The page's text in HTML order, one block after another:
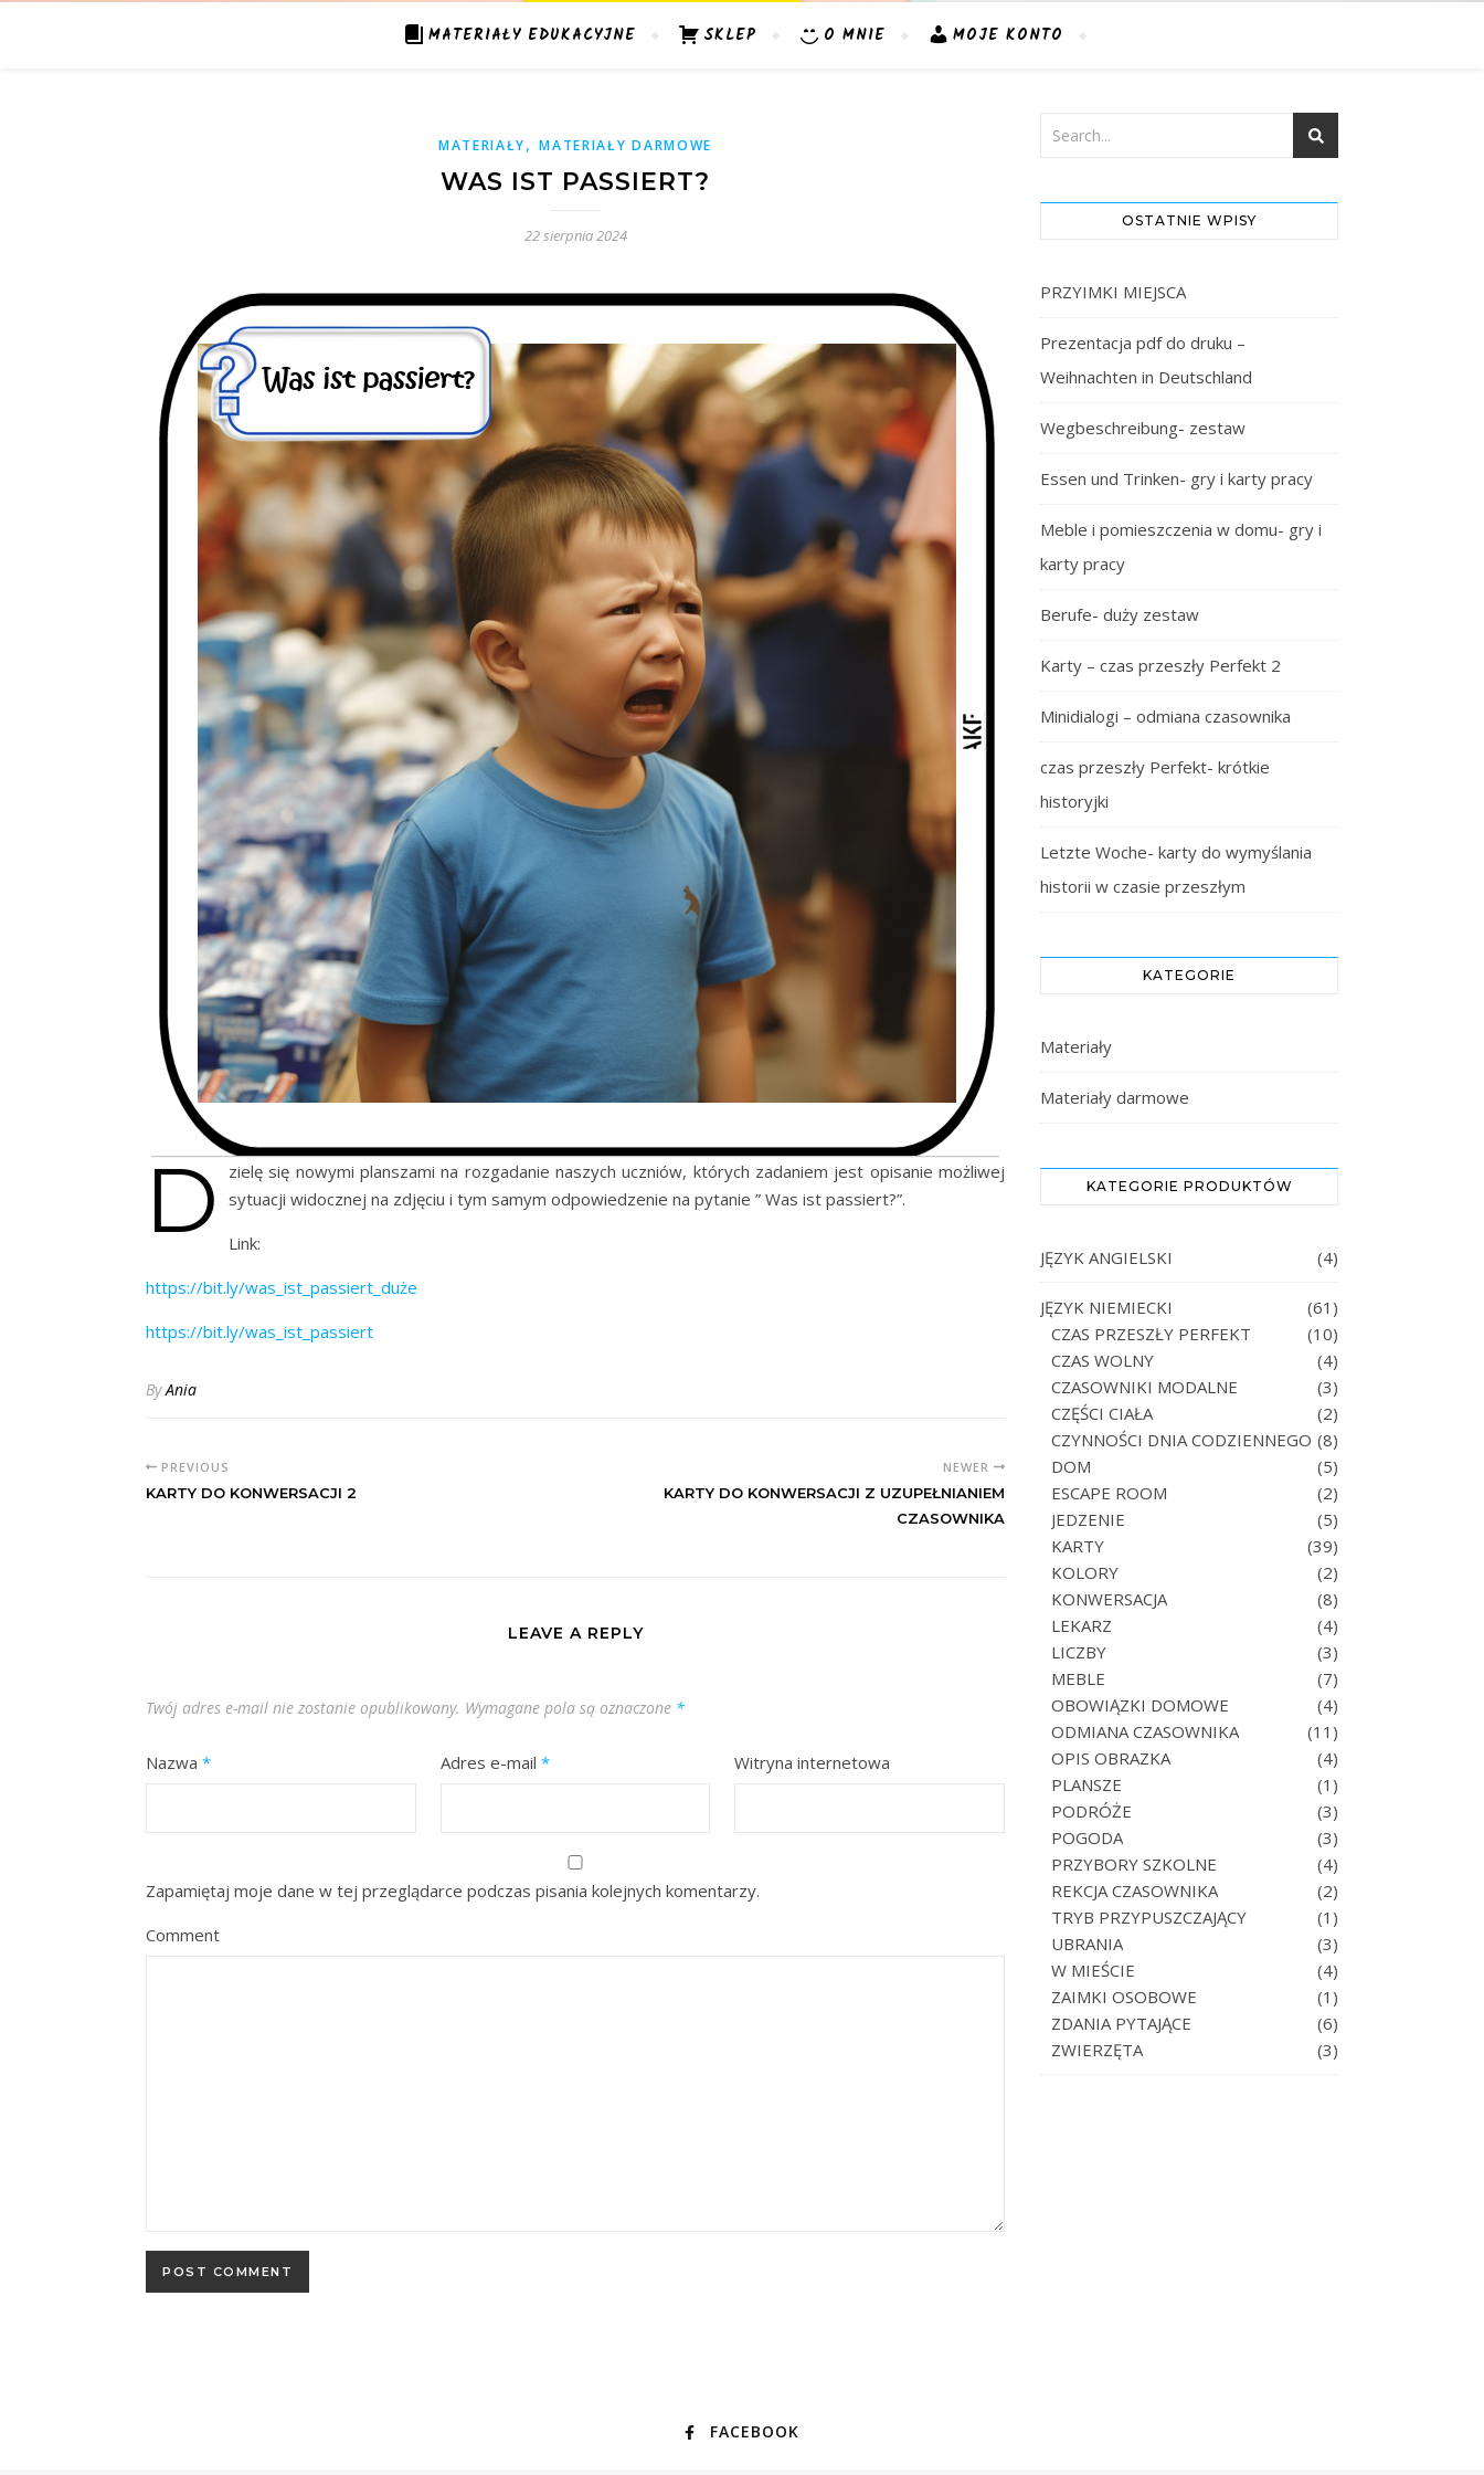
MATERIAŁY EDUKACYJNE SKLEP O MNIE MOJE KONTO
MATERIAŁY,MATERIAŁY DARMOWE
WAS IST PASSIERT?
22 sierpnia 2024
D
zielę się nowymi planszami na rozgadanie naszych uczniów, których zadaniem jest opisanie możliwej
sytuacji widocznej na zdjęciu i tym samym odpowiedzenie na pytanie ” Was ist passiert?”.
Link:
https://bit.ly/was_ist_passiert_duże
https://bit.ly/was_ist_passiert
ByAnia
PREVIOUS
KARTY DO KONWERSACJI 2
NEWER
KARTY DO KONWERSACJI Z UZUPEŁNIANIEM
CZASOWNIKA
LEAVE A REPLY
Twój adres e-mail nie zostanie opublikowany. Wymagane pola są oznaczone *
Nazwa * Adres e-mail * Witryna internetowa
Zapamiętaj moje dane w tej przeglądarce podczas pisania kolejnych komentarzy.
Comment
OSTATNIE WPISY
PRZYIMKI MIEJSCA
Prezentacja pdf do druku –
Weihnachten in Deutschland
Wegbeschreibung- zestaw
Essen und Trinken- gry i karty pracy
Meble i pomieszczenia w domu- gry i
karty pracy
Berufe- duży zestaw
Karty – czas przeszły Perfekt 2
Minidialogi – odmiana czasownika
czas przeszły Perfekt- krótkie
historyjki
Letzte Woche- karty do wymyślania
historii w czasie przeszłym
KATEGORIE
Materiały
Materiały darmowe
KATEGORIE PRODUKTÓW
JĘZYK ANGIELSKI (4)
JĘZYK NIEMIECKI
(61)
CZAS PRZESZŁY PERFEKT
(10)
CZAS WOLNY
(4)
CZASOWNIKI MODALNE
(3)
CZĘŚCI CIAŁA
(2)
CZYNNOŚCI DNIA CODZIENNEGO (8)
DOM
(5)
ESCAPE ROOM
(2)
JEDZENIE
(5)
KARTY
(39)
KOLORY
(2)
KONWERSACJA
(8)
LEKARZ
(4)
LICZBY
(3)
MEBLE
(7)
OBOWIĄZKI DOMOWE
(4)
ODMIANA CZASOWNIKA
(11)
OPIS OBRAZKA
(4)
PLANSZE
(1)
PODRÓŻE
(3)
POGODA
(3)
PRZYBORY SZKOLNE
(4)
REKCJA CZASOWNIKA
(2)
TRYB PRZYPUSZCZAJĄCY
(1)
UBRANIA
(3)
W MIEŚCIE
(4)
ZAIMKI OSOBOWE
(1)
ZDANIA PYTAJĄCE
(6)
ZWIERZĘTA
(3)
FACEBOOK